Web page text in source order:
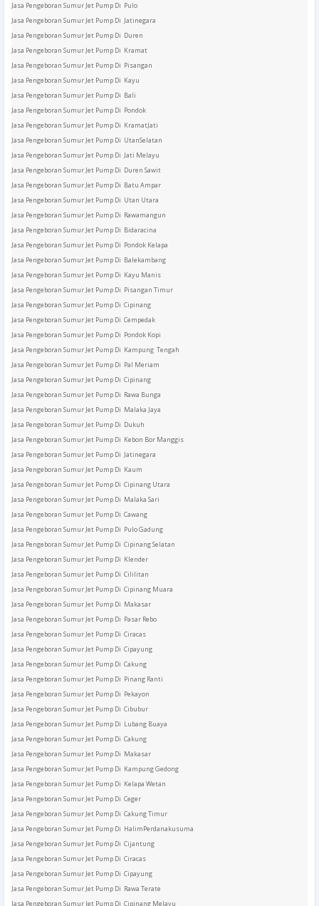
Jasa Pengeboran Sumur Jet Pump Di Pulo
Jasa Pengeboran Sumur Jet Pump Di Jatinegara
Jasa Pengeboran Sumur Jet Pump Di Duren
Jasa Pengeboran Sumur Jet Pump Di Kramat
Jasa Pengeboran Sumur Jet Pump Di Pisangan
Jasa Pengeboran Sumur Jet Pump Di Kayu
Jasa Pengeboran Sumur Jet Pump Di Bali
Jasa Pengeboran Sumur Jet Pump Di Pondok
Jasa Pengeboran Sumur Jet Pump Di KramatJati
Jasa Pengeboran Sumur Jet Pump Di UtanSelatan
Jasa Pengeboran Sumur Jet Pump Di Jati Melayu
Jasa Pengeboran Sumur Jet Pump Di Duren Sawit
Jasa Pengeboran Sumur Jet Pump Di Batu Ampar
Jasa Pengeboran Sumur Jet Pump Di Utan Utara
Jasa Pengeboran Sumur Jet Pump Di Rawamangun
Jasa Pengeboran Sumur Jet Pump Di Bidaracina
Jasa Pengeboran Sumur Jet Pump Di Pondok Kelapa
Jasa Pengeboran Sumur Jet Pump Di Balekambang
Jasa Pengeboran Sumur Jet Pump Di Kayu Manis
Jasa Pengeboran Sumur Jet Pump Di Pisangan Timur
Jasa Pengeboran Sumur Jet Pump Di Cipinang
Jasa Pengeboran Sumur Jet Pump Di Cempedak
Jasa Pengeboran Sumur Jet Pump Di Pondok Kopi
Jasa Pengeboran Sumur Jet Pump Di Kampung Tengah
Jasa Pengeboran Sumur Jet Pump Di Pal Meriam
Jasa Pengeboran Sumur Jet Pump Di Cipinang
Jasa Pengeboran Sumur Jet Pump Di Rawa Bunga
Jasa Pengeboran Sumur Jet Pump Di Malaka Jaya
Jasa Pengeboran Sumur Jet Pump Di Dukuh
Jasa Pengeboran Sumur Jet Pump Di Kebon Bor Manggis
Jasa Pengeboran Sumur Jet Pump Di Jatinegara
Jasa Pengeboran Sumur Jet Pump Di Kaum
Jasa Pengeboran Sumur Jet Pump Di Cipinang Utara
Jasa Pengeboran Sumur Jet Pump Di Malaka Sari
Jasa Pengeboran Sumur Jet Pump Di Cawang
Jasa Pengeboran Sumur Jet Pump Di Pulo Gadung
Jasa Pengeboran Sumur Jet Pump Di Cipinang Selatan
Jasa Pengeboran Sumur Jet Pump Di Klender
Jasa Pengeboran Sumur Jet Pump Di Cililitan
Jasa Pengeboran Sumur Jet Pump Di Cipinang Muara
Jasa Pengeboran Sumur Jet Pump Di Makasar
Jasa Pengeboran Sumur Jet Pump Di Pasar Rebo
Jasa Pengeboran Sumur Jet Pump Di Ciracas
Jasa Pengeboran Sumur Jet Pump Di Cipayung
Jasa Pengeboran Sumur Jet Pump Di Cakung
Jasa Pengeboran Sumur Jet Pump Di Pinang Ranti
Jasa Pengeboran Sumur Jet Pump Di Pekayon
Jasa Pengeboran Sumur Jet Pump Di Cibubur
Jasa Pengeboran Sumur Jet Pump Di Lubang Buaya
Jasa Pengeboran Sumur Jet Pump Di Cakung
Jasa Pengeboran Sumur Jet Pump Di Makasar
Jasa Pengeboran Sumur Jet Pump Di Kampung Gedong
Jasa Pengeboran Sumur Jet Pump Di Kelapa Wetan
Jasa Pengeboran Sumur Jet Pump Di Ceger
Jasa Pengeboran Sumur Jet Pump Di Cakung Timur
Jasa Pengeboran Sumur Jet Pump Di HalimPerdanakusuma
Jasa Pengeboran Sumur Jet Pump Di Cijantung
Jasa Pengeboran Sumur Jet Pump Di Ciracas
Jasa Pengeboran Sumur Jet Pump Di Cipayung
Jasa Pengeboran Sumur Jet Pump Di Rawa Terate
Jasa Pengeboran Sumur Jet Pump Di Cipinang Melayu